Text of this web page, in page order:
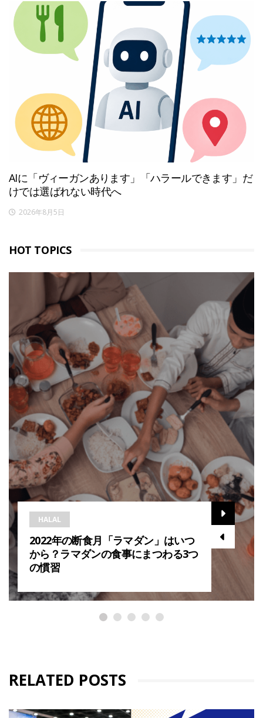
AIに「ヴィーガンあります」「ハラールできます」だ
けでは選ばれない時代へ
2026年8月5日
HOT TOPICS
HALAL
2022年の断食月「ラマダン」はいつ
から？ラマダンの食事にまつわる3つ
の慣習
RELATED POSTS